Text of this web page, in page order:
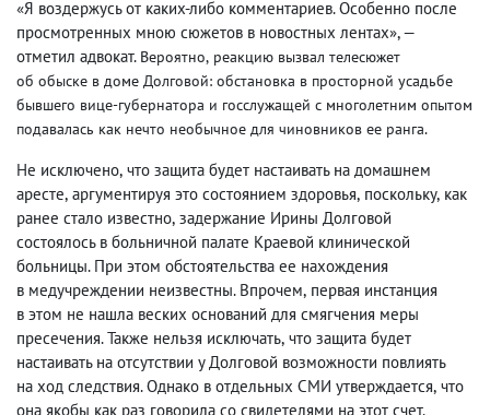
«Я воздержусь от каких-либо комментариев. Особенно после
просмотренных мною сюжетов в новостных лентах», —
отметил адвокат. Вероятно, реакцию вызвал телесюжет
об обыске в доме Долговой: обстановка в просторной усадьбе
бывшего вице-губернатора и госслужащей с многолетним опытом
подавалась как нечто необычное для чиновников ее ранга.
Не исключено, что защита будет настаивать на домашнем
аресте, аргументируя это состоянием здоровья, поскольку, как
ранее стало известно, задержание Ирины Долговой
состоялось в больничной палате Краевой клинической
больницы. При этом обстоятельства ее нахождения
в медучреждении неизвестны. Впрочем, первая инстанция
в этом не нашла веских оснований для смягчения меры
пресечения. Также нельзя исключать, что защита будет
настаивать на отсутствии у Долговой возможности повлиять
на ход следствия. Однако в отдельных СМИ утверждается, что
она якобы как раз говорила со свидетелями на этот счет.